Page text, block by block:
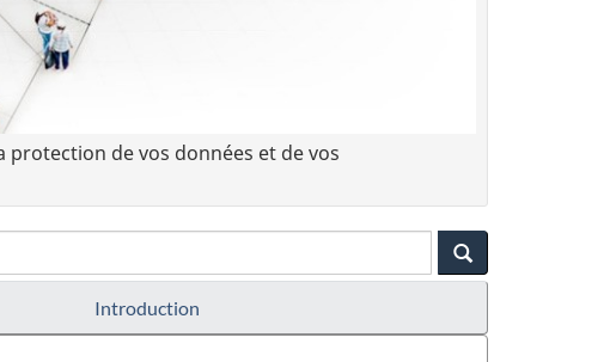
protection de vos données et de vos
Introduction